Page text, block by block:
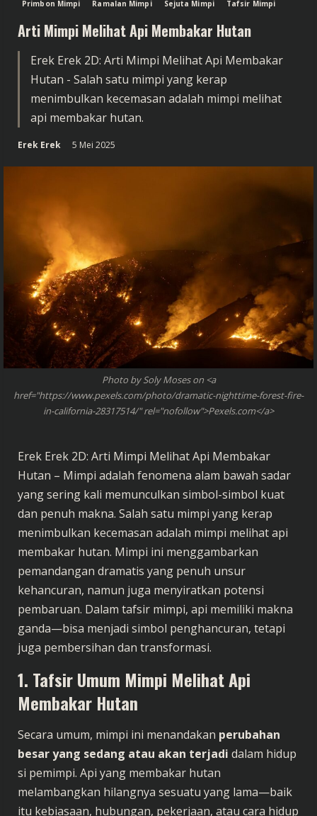
Primbon Mimpi
Ramalan Mimpi Sejuta Mimpi Tafsir Mimpi
Arti Mimpi Melihat Api Membakar Hutan
Erek Erek 2D: Arti Mimpi Melihat Api Membakar
Hutan - Salah satu mimpi yang kerap
menimbulkan kecemasan adalah mimpi melihat
api membakar hutan.
Erek Erek 5 Mei 2025
Photo by Soly Moses on <a
href="https://www.pexels.com/photo/dramatic-nighttime-forest-fire-
in-california-28317514/" rel="nofollow">Pexels.com</a>
Erek Erek 2D: Arti Mimpi Melihat Api Membakar
Hutan – Mimpi adalah fenomena alam bawah sadar
yang sering kali memunculkan simbol-simbol kuat
dan penuh makna. Salah satu mimpi yang kerap
menimbulkan kecemasan adalah mimpi melihat api
membakar hutan. Mimpi ini menggambarkan
pemandangan dramatis yang penuh unsur
kehancuran, namun juga menyiratkan potensi
pembaruan. Dalam tafsir mimpi, api memiliki makna
ganda—bisa menjadi simbol penghancuran, tetapi
juga pembersihan dan transformasi.
1. Tafsir Umum Mimpi Melihat Api
Membakar Hutan
Secara umum, mimpi ini menandakan perubahan
besar yang sedang atau akan terjadi dalam hidup
si pemimpi. Api yang membakar hutan
melambangkan hilangnya sesuatu yang lama—baik
itu kebiasaan, hubungan, pekerjaan, atau cara hidup